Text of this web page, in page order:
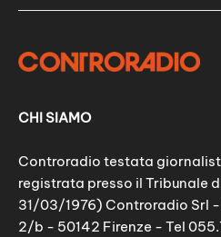
CHI SIAMO
Controradio testata
registrata presso il Tribunale
31/03/1976) Controradio Srl
2/b - 50142 Firenze - Tel